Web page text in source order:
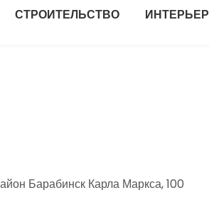
СТРОИТЕЛЬСТВО ИНТЕРЬЕР
Барабинск Карла Маркса, 100